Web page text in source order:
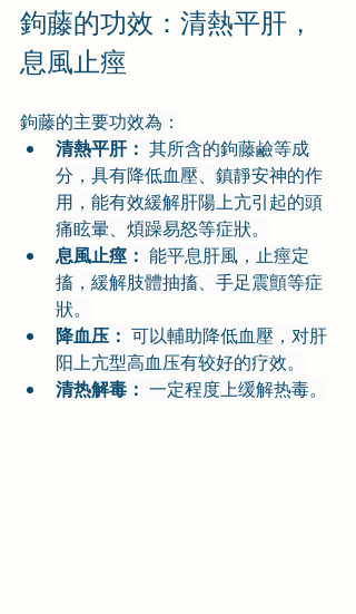
鉤藤的功效：清熱平肝，
息風止痙
鉤藤的主要功效為：
清熱平肝： 其所含的鉤藤鹼等成
分，具有降低血壓、鎮靜安神的作
用，能有效緩解肝陽上亢引起的頭
痛眩暈、煩躁易怒等症狀。
息風止痙： 能平息肝風，止痙定
搐，緩解肢體抽搐、手足震顫等症
狀。
降血压： 可以輔助降低血壓，对肝
阳上亢型高血压有较好的疗效。
清热解毒： 一定程度上缓解热毒。